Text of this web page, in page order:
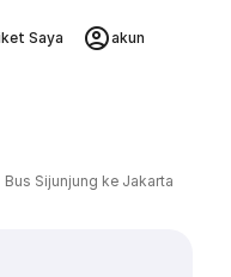
Saya akun
Bus Sijunjung ke Jakarta